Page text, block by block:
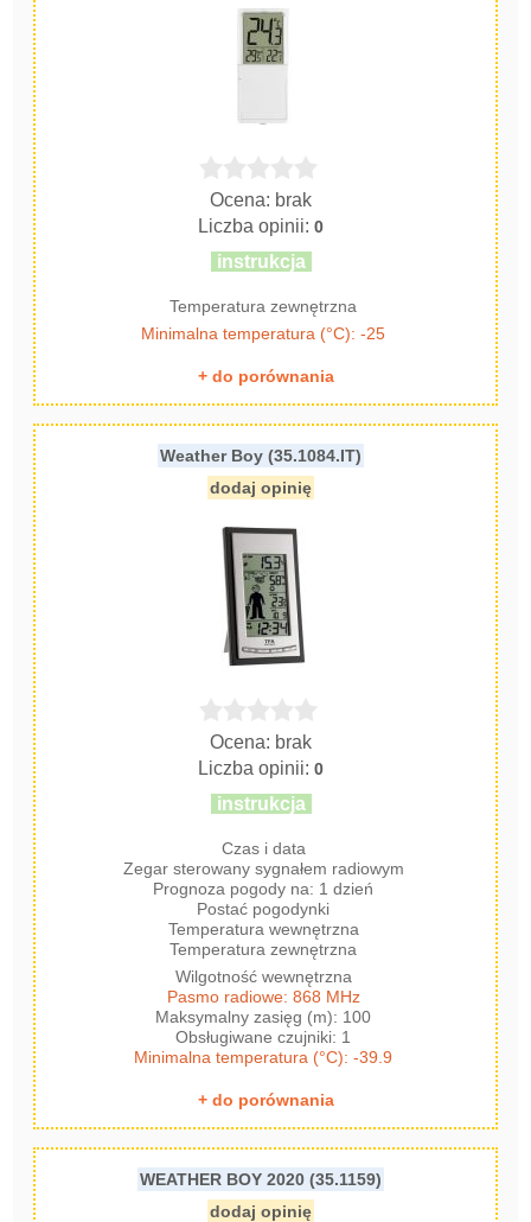
Ocena: brak
Liczba opinii:0
instrukcja
Temperatura zewnętrzna
Minimalna temperatura (°C): -25
+ do porównania
Weather Boy (35.1084.IT)
dodaj opinię
Ocena: brak
Liczba opinii:0
instrukcja
Czas i data
Zegar sterowany sygnałem radiowym
Prognoza pogody na: 1 dzień
Postać pogodynki
Temperatura wewnętrzna
Temperatura zewnętrzna
Wilgotność wewnętrzna
Pasmo radiowe: 868 MHz
Maksymalny zasięg (m): 100
Obsługiwane czujniki: 1
Minimalna temperatura (°C): -39.9
+ do porównania
WEATHER BOY 2020 (35.1159)
dodaj opinię